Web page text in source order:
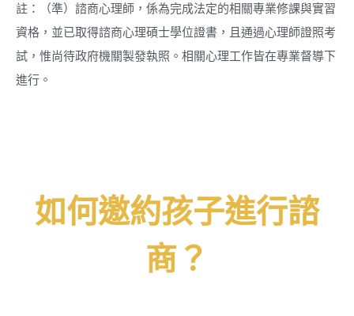
註：（準）諮商心理師，係為完成法定的相關專業修課與實習
資格，並已取得諮商心理碩士學位證書，且通過心理師證照考
試，惟尚待政府機關製發執照。相關心理工作皆在專業督導下
進行。
如何邀約孩子進行諮
商？